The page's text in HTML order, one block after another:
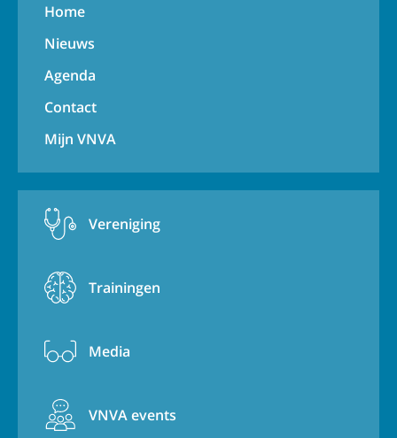
Home
Nieuws
Agenda
Contact
Mijn VNVA
Vereniging
Trainingen
Media
VNVA events